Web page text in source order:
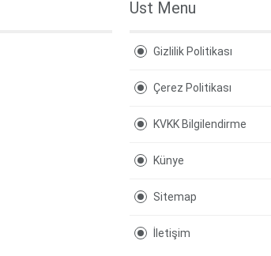
Ust Menu
Gizlilik Politikası
Çerez Politikası
KVKK Bilgilendirme
Künye
Sitemap
İletişim